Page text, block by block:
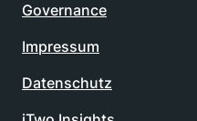
Governance
Impressum
Datenschutz